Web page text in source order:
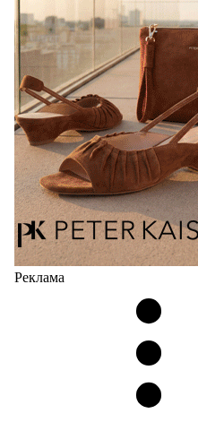
юбилей. Шесть
покупателей,
какой будет современная
Юбилейная коллекция
не просто новый сезон,
04.08.2026 542
Реклама